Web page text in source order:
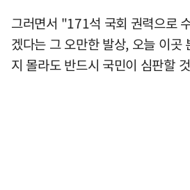
그러면서 "171석 국회 권력으로
겠다는 그 오만한 발상, 오늘 이곳
지 몰라도 반드시 국민이 심판할